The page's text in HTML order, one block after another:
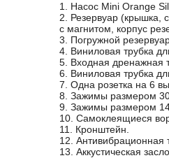
1. Насос Mini Orange
2. Резервуар (крышка,
с магнитом, корпус
3. Погружной
4. Виниловая трубка
5. Входная дренажная
6. Виниловая трубка
7. Одна розетка на 6
8. Зажимы размером
9. Зажимы размером
10. Самоклеящиеся
11. Кронштейн.
12. Антивибрационная
13. Аккустическая